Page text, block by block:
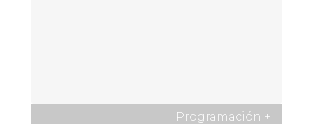
Programación +